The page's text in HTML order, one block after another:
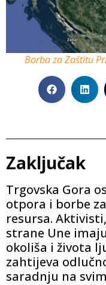
Borba za Zaštitu
Zaključak
Trgovska Gora
otpora i borbe
resursa.
strane Une
okoliša i života
zahtijeva
saradnju na